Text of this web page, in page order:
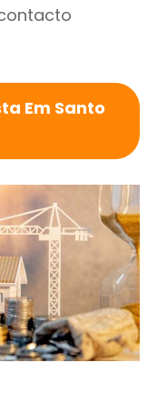
Em Santo